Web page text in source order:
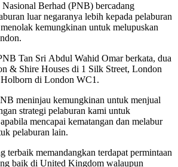
Nasional Berhad (PNB) bercadang
luar negaranya lebih kepada pelaburan
kemungkinan untuk melupuskan
Tan Sri Abdul Wahid Omar berkata, dua
& Shire Houses di 1 Silk Street, London
di London WC1.
meninjau kemungkinan untuk menjual
strategi pelaburan kami untuk
mencapai kematangan dan melabur
pelaburan lain.
terbaik memandangkan terdapat permintaan
baik di United Kingdom walaupun